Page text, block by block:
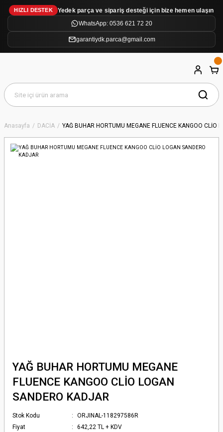
HIZLI DESTEK
Yedek parça ve sipariş desteği için bize hemen ulaşın
WhatsApp: 0536 621 72 20
garantiydk.parca@gmail.com
Anasayfa DACİA YAĞ BUHAR HORTUMU MEGANE FLUENCE KANGOO CLİO
YAĞ BUHAR HORTUMU MEGANE
FLUENCE KANGOO CLİO LOGAN
SANDERO KADJAR
Stok Kodu
ORJINAL-118297586R
Fiyat
642,22 TL + KDV